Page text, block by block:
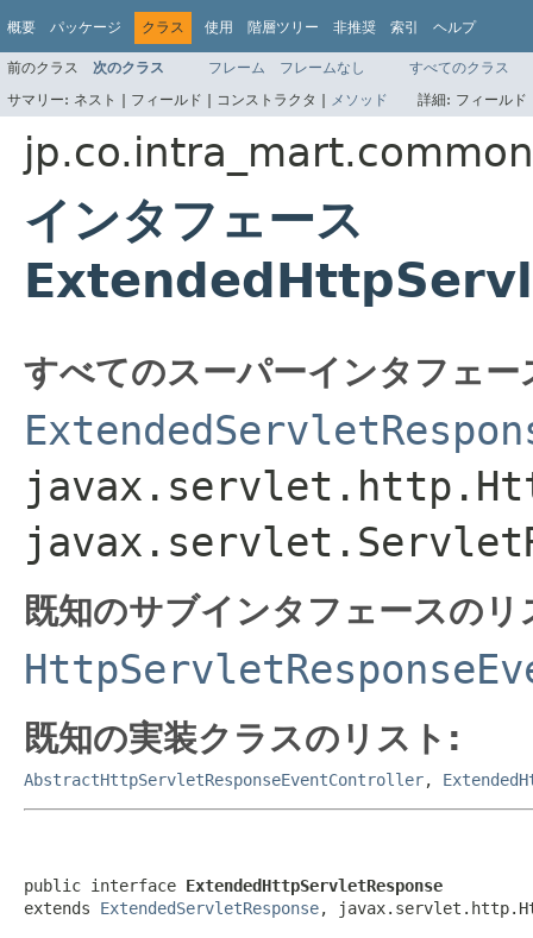
概要 パッケージ クラス 使用 階層ツリー 非推奨 索引 ヘルプ
前のクラス 次のクラス フレーム フレームなし
すべてのクラス
サマリー: ネスト | フィールド | コンストラクタ | メソッド 詳細: フィール
インタフェース
すべてのスーパーインタフェー
既知のサブインタフェースの
既知の実装クラスのリスト:
AbstractHttpServletResponseEventController,
public interface ExtendedHttpServletResponse
extends ExtendedServletResponse,